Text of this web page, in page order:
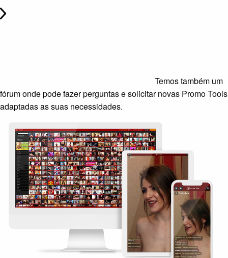
Temos também um
fórum onde pode fazer perguntas e solicitar novas Promo Tools
adaptadas as suas necessidades.